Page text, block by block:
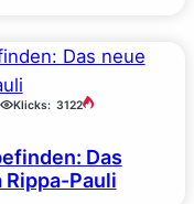
Klicks: 3122
Das
Rippa-Pauli